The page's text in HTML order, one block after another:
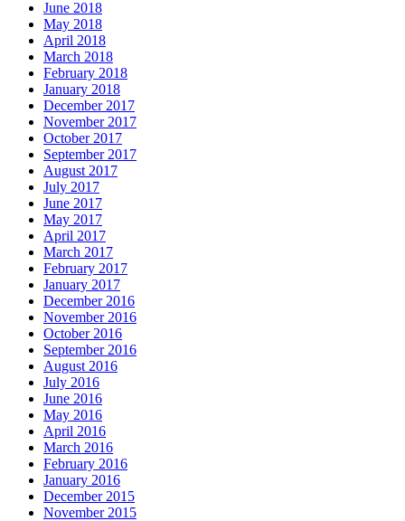
June 2018
May 2018
April 2018
March 2018
February 2018
January 2018
December 2017
November 2017
October 2017
September 2017
August 2017
July 2017
June 2017
May 2017
April 2017
March 2017
February 2017
January 2017
December 2016
November 2016
October 2016
September 2016
August 2016
July 2016
June 2016
May 2016
April 2016
March 2016
February 2016
January 2016
December 2015
November 2015